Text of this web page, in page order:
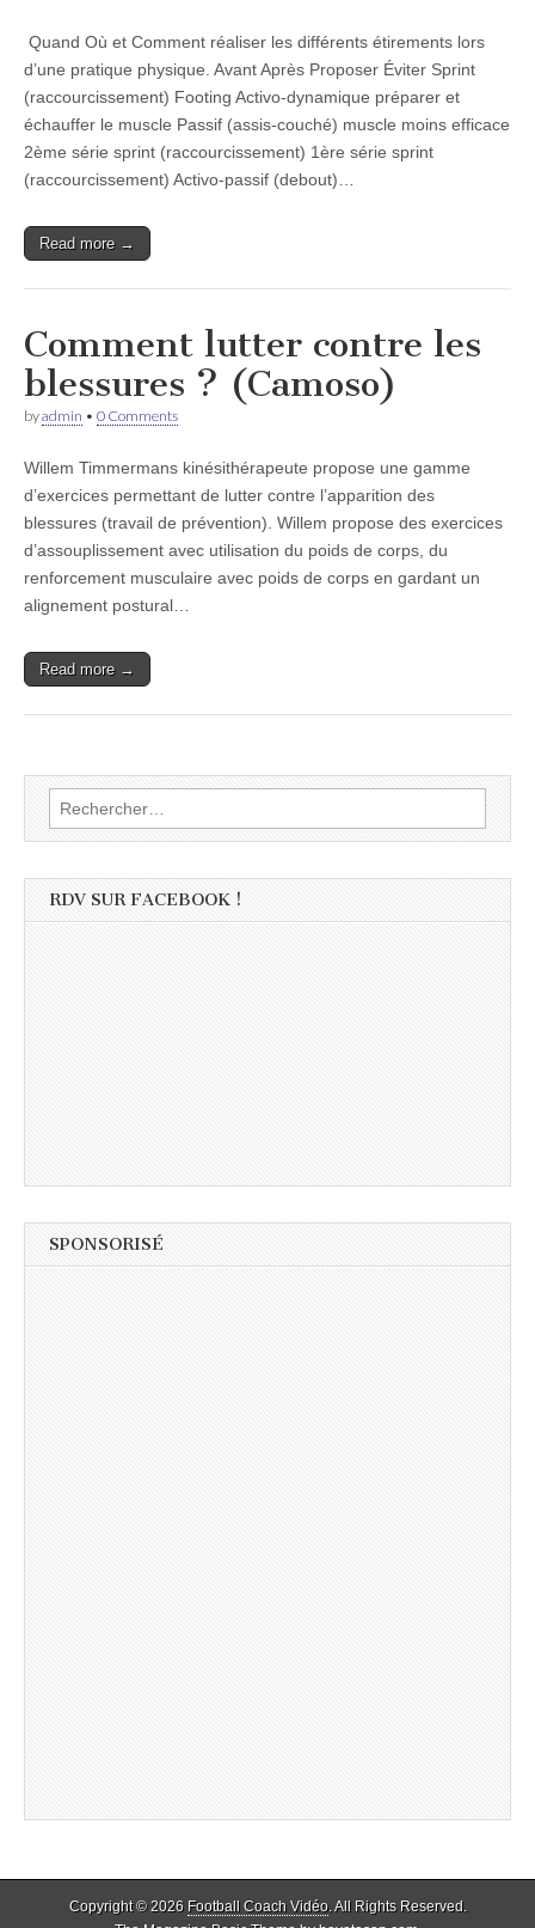
Quand Où et Comment réaliser les différents étirements lors
d’une pratique physique. Avant Après Proposer Éviter Sprint
(raccourcissement) Footing Activo-dynamique préparer et
échauffer le muscle Passif (assis-couché) muscle moins efficace
2ème série sprint (raccourcissement) 1ère série sprint
(raccourcissement) Activo-passif (debout)…
Read more →
Comment lutter contre les
blessures ? (Camoso)
byadmin • 0 Comments
Willem Timmermans kinésithérapeute propose une gamme
d’exercices permettant de lutter contre l’apparition des
blessures (travail de prévention). Willem propose des exercices
d’assouplissement avec utilisation du poids de corps, du
renforcement musculaire avec poids de corps en gardant un
alignement postural…
Read more →
Rechercher :
RDV SUR FACEBOOK !
SPONSORISÉ
Copyright © 2026 Football Coach Vidéo. All Rights Reserved.